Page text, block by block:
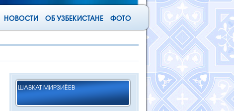
НОВОСТИ ОБ УЗБЕКИСТАНЕ ФОТО
ШАВКАТ МИРЗИЁЕВ